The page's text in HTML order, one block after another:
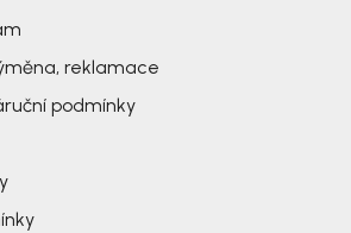
reklamace
podmínky